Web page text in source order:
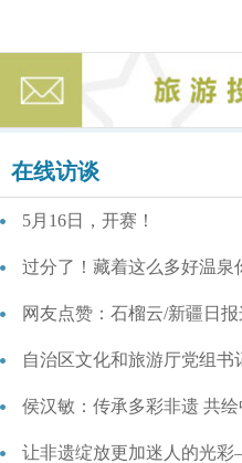
在线访谈
5月16日，开赛！
过分了！藏着这么多好温泉
网友点赞：石榴云/新疆日
自治区文化和旅游厅党组
侯汉敏：传承多彩非遗 共
让非遗绽放更加迷人的光